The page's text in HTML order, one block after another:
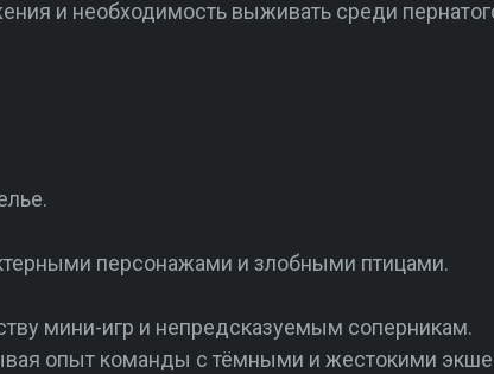
и необходимость выживать среди
персонажами и злобными птицами.
мини-игр и непредсказуемым соперникам.
опыт команды с тёмными и жестокими